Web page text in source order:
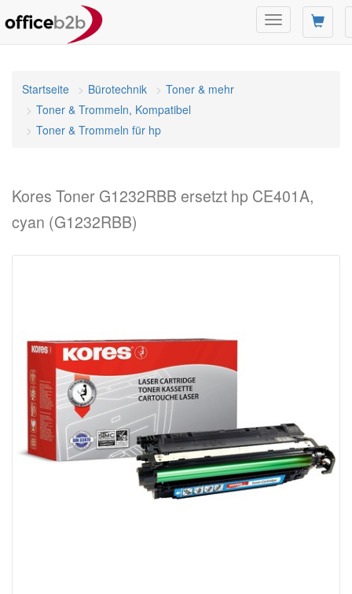
Navigation
umschalten
Startseite Bürotechnik
Toner & mehr
Toner & Trommeln, Kompatibel
Toner & Trommeln für hp
Kores Toner G1232RBB ersetzt hp CE401A,
cyan (G1232RBB)